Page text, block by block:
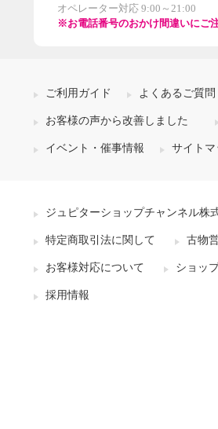
オペレーター対応 9:00～21:00
※お電話番号のおかけ間違いにご
ご利用ガイド よくあるご質問
お客様の声から改善しました
イベント・催事情報 サイトマ
ジュピターショップチャンネル株
特定商取引法に関して 古物
お客様対応について ショッ
採用情報